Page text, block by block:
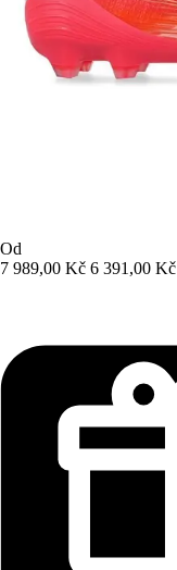
Od
7 989,00 Kč 6 391,00 Kč